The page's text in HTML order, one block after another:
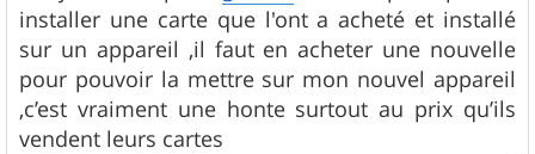
a
g
e
installer une carte que l'ont a acheté et installé
sur un appareil ,il faut en acheter une nouvelle
pour pouvoir la mettre sur mon nouvel appareil
,c’est vraiment une honte surtout au prix qu’ils
vendent leurs cartes